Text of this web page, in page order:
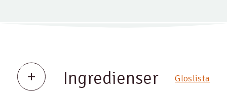
Ingredienser Gloslista